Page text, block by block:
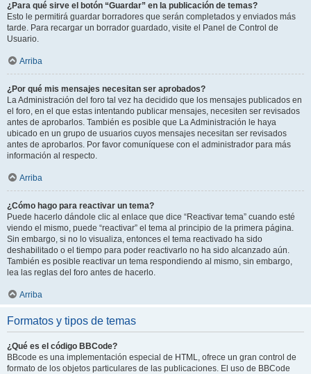
¿Para qué sirve el botón “Guardar” en la publicación de temas?
Esto le permitirá guardar borradores que serán completados y enviados más
tarde. Para recargar un borrador guardado, visite el Panel de Control de
Usuario.
Arriba
¿Por qué mis mensajes necesitan ser aprobados?
La Administración del foro tal vez ha decidido que los mensajes publicados en
el foro, en el que estas intentando publicar mensajes, necesiten ser revisados
antes de aprobarlos. También es posible que La Administración le haya
ubicado en un grupo de usuarios cuyos mensajes necesitan ser revisados
antes de aprobarlos. Por favor comuníquese con el administrador para más
información al respecto.
Arriba
¿Cómo hago para reactivar un tema?
Puede hacerlo dándole clic al enlace que dice “Reactivar tema” cuando esté
viendo el mismo, puede “reactivar” el tema al principio de la primera página.
Sin embargo, si no lo visualiza, entonces el tema reactivado ha sido
deshabilitado o el tiempo para poder reactivarlo no ha sido alcanzado aún.
También es posible reactivar un tema respondiendo al mismo, sin embargo,
lea las reglas del foro antes de hacerlo.
Arriba
Formatos y tipos de temas
¿Qué es el código BBCode?
BBcode es una implementación especial de HTML, ofrece un gran control de
formato de los objetos particulares de las publicaciones. El uso de BBCode